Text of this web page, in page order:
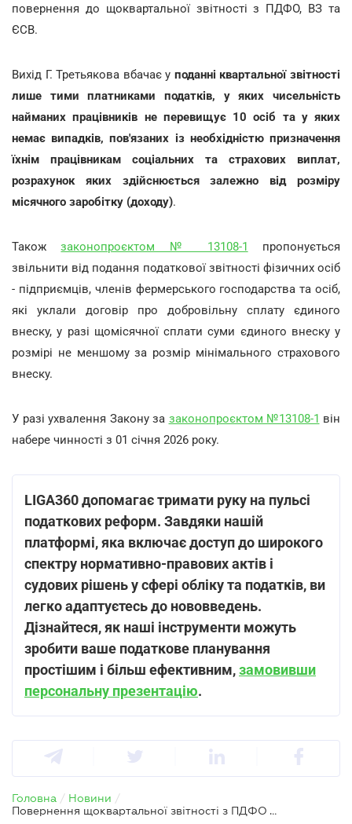
повернення до щоквартальної звітності з ПДФО, ВЗ та
ЄСВ.
Вихід Г. Третьякова вбачає у поданні квартальної звітності
лише тими платниками податків, у яких чисельність
найманих працівників не перевищує 10 осіб та у яких
немає випадків, пов'язаних із необхідністю призначення
їхнім працівникам соціальних та страхових виплат,
розрахунок яких здійснюється залежно від розміру
місячного заробітку (доходу).
Такожзаконопроєктом № 13108-1 пропонується
звільнити від подання податкової звітності фізичних осіб
- підприємців, членів фермерського господарства та осіб,
які уклали договір про добровільну сплату єдиного
внеску, у разі щомісячної сплати суми єдиного внеску у
розмірі не меншому за розмір мінімального страхового
внеску.
У разі ухвалення Закону за законопроєктом №13108-1 він
набере чинності з 01 січня 2026 року.
LIGA360 допомагає тримати руку на пульсі
податкових реформ. Завдяки нашій
платформі, яка включає доступ до широкого
спектру нормативно-правових актів і
судових рішень у сфері обліку та податків, ви
легко адаптуєтесь до нововведень.
Дізнайтеся, як наші інструменти можуть
зробити ваше податкове планування
простішим і більш ефективним,замовивши
персональну презентацію.
Головна / Новини /
Повернення щоквартальної звітності з ПДФО та ЄСВ – з’явився альтернативний законопроєкт